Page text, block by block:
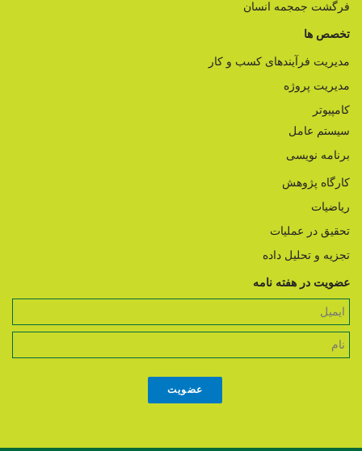
فرگشت جمجمه انسان
تخصص ها
مدیریت فرآیندهای کسب و کار
مدیریت پروژه
کامپیوتر
سیستم عامل
برنامه نویسی
کارگاه پژوهش
ریاضیات
تحقیق در عملیات
تجزیه و تحلیل داده
عضویت در هفته نامه